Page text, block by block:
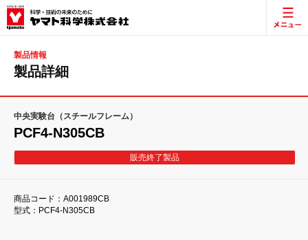
製品情報
製品詳細
中央実験台（スチールフレーム）
PCF4-N305CB
販売終了製品
商品コード：A001989CB
型式：PCF4-N305CB